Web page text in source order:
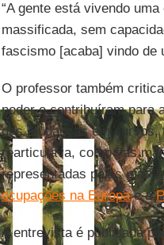
“A gente está vivendo
massificada, sem
fascismo [acaba] vindo de
O professor também
poder e contribuíram para
das mudanças em
rearticulava, como nas
representadas pelas
ocupações na Europae a
A entrevista é publicada